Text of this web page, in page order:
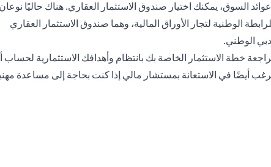
السوق، يمكنك اختيار صندوق الاستثمار العقاري. هناك حاليًا نوعان
الوطنية لتجار الأوراق المالية، وهما صندوق الاستثمار العقاري
الوطني.
خطة الاستثمار الخاصة بك بانتظام وأهدافك الاستثمارية لحساب
أيضًا في الاستعانة بمستشار مالي إذا كنت بحاجة إلى مساعدة